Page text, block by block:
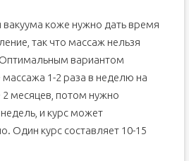
вакуума коже нужно дать время
так что массаж нельзя
вариантом
1-2 раза в неделю на
месяцев, потом нужно
и курс может
Один курс составляет 10-15